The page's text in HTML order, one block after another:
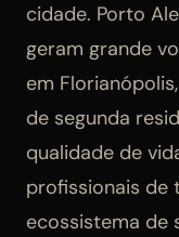
cidade. Porto
geram grande
em
de segunda
qualidade de
profissionais de
ecossistema de